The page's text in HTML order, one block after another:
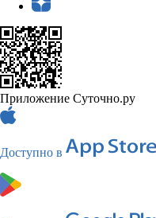
Приложение Суточно.ру
Доступно в